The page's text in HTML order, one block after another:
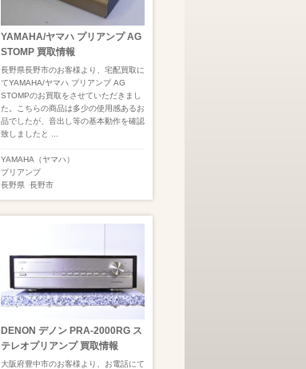
YAMAHA/ヤマハ プリアンプ AG
STOMP 買取情報
長野県長野市のお客様より、宅配買取に
てYAMAHA/ヤマハ プリアンプ AG
STOMPのお買取をさせていただきまし
た。こちらの商品は多少の使用感あるお
品でしたが、音出し等の基本動作を確認
致しましたと ...
YAMAHA（ヤマハ）
プリアンプ
長野県 長野市
DENON デノン PRA-2000RG ス
テレオプリアンプ 買取情報
大阪府豊中市のお客様より、お電話にて